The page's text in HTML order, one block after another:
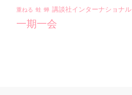
重ねる 蛙 蝉 講談社インターナショナル
一期一会